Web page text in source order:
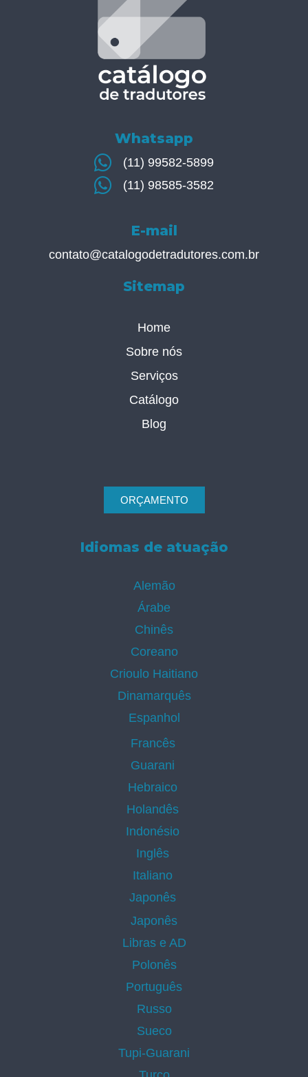
Whatsapp
(11) 99582-5899
(11) 98585-3582
E-mail
contato@catalogodetradutores.com.br
Sitemap
Home
Sobre nós
Serviços
Catálogo
Blog
ORÇAMENTO
Idiomas de atuação
Alemão
Árabe
Chinês
Coreano
Crioulo Haitiano
Dinamarquês
Espanhol
Francês
Guarani
Hebraico
Holandês
Indonésio
Inglês
Italiano
Japonês
Japonês
Libras e AD
Polonês
Português
Russo
Sueco
Tupi-Guarani